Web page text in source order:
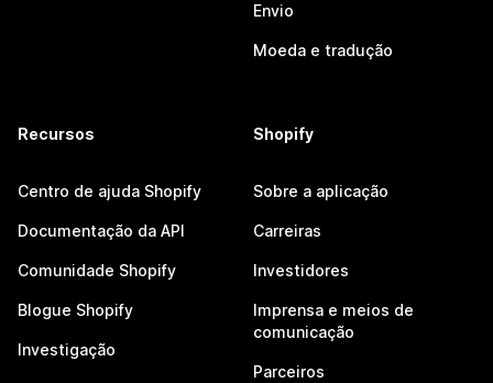
Envio
Moeda e tradução
Recursos
Centro de ajuda Shopify
Documentação da API
Comunidade Shopify
Blogue Shopify
Investigação
Shopify
Sobre a aplicação
Carreiras
Investidores
Imprensa e meios de
comunicação
Parceiros